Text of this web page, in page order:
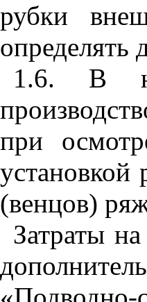
рубки
определять
1.6. В
при
установкой
(венцов)
Затраты